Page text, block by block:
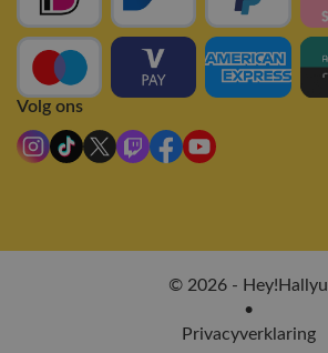
Volg ons
© 2026 - Hey!Hallyu
•
Privacyverklaring